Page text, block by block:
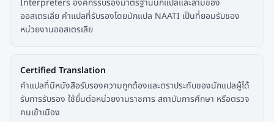
Interpreters องค์กรรับรองมาตรฐานนักแปลและล่ามของ
ออสเตรเลีย คำแปลที่รับรองโดยนักแปล NAATI เป็นที่ยอมรับของ
หน่วยงานออสเตรเลีย
Certified Translation
คำแปลที่มีหนังสือรับรองความถูกต้องและตราประทับของนักแปลผู้ได้
รับการรับรอง ใช้ยื่นต่อหน่วยงานราชการ สถาบันการศึกษา หรือตรวจ
คนเข้าเมือง